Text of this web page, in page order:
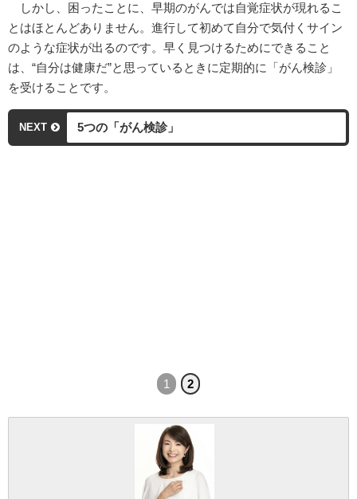
しかし、困ったことに、早期のがんでは自覚症状が現れるこ
とはほとんどありません。進行して初めて自分で気付くサイン
のような症状が出るのです。早く見つけるためにできること
は、“自分は健康だ”と思っているときに定期的に「がん検診」
を受けることです。
NEXT 5つの「がん検診」
1 2